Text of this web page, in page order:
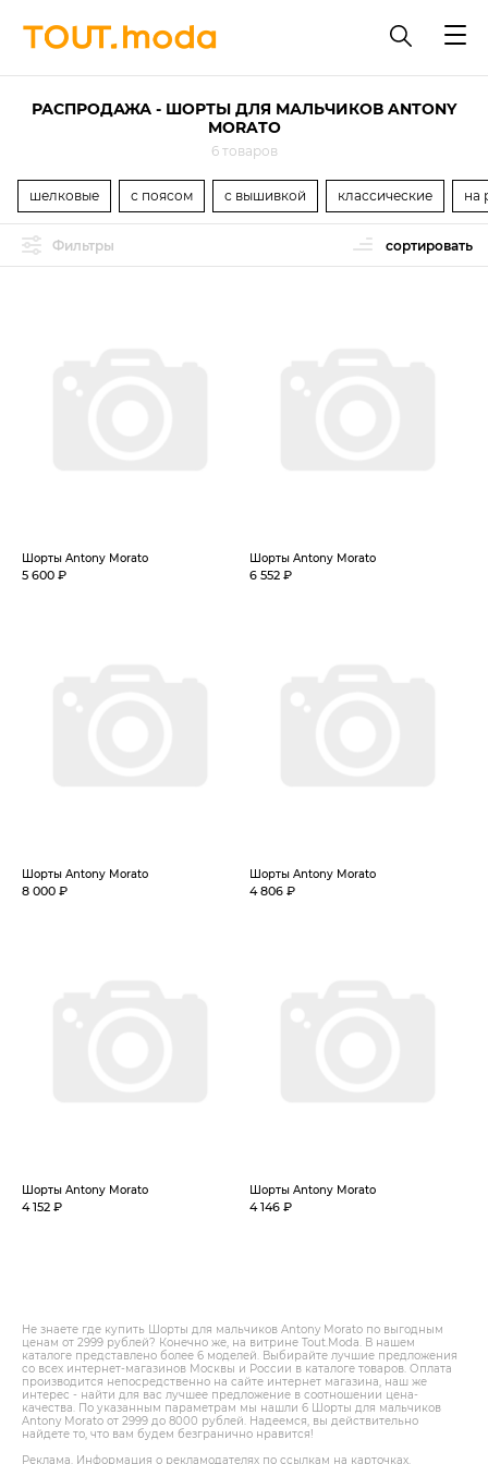
РАСПРОДАЖА - ШОРТЫ ДЛЯ МАЛЬЧИКОВ ANTONY
MORATO
6 товаров
шелковые с поясом с вышивкой классические на
Фильтры сортировать
Шорты Antony Morato
5 600 ₽
Шорты Antony Morato
6 552 ₽
Шорты Antony Morato
8 000 ₽
Шорты Antony Morato
4 806 ₽
Шорты Antony Morato
4 152 ₽
Шорты Antony Morato
4 146 ₽
Не знаете где купить Шорты для мальчиков Antony Morato по выгодным
ценам от 2999 рублей? Конечно же, на витрине Tout.Modа. В нашем
каталоге представлено более 6 моделей. Выбирайте лучшие предложения
со всех интернет-магазинов Москвы и России в каталоге товаров. Оплата
производится непосредственно на сайте интернет магазина, наш же
интерес - найти для вас лучшее предложение в соотношении цена-
качества. По указанным параметрам мы нашли 6 Шорты для мальчиков
Antony Morato от 2999 до 8000 рублей. Надеемся, вы действительно
найдете то, что вам будем безгранично нравится!
Реклама. Информация о рекламодателях по ссылкам на карточках.